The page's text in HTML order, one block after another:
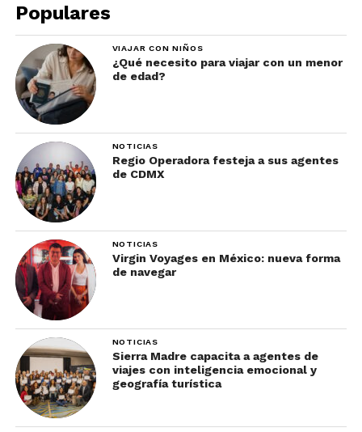
Populares
VIAJAR CON NIÑOS
¿Qué necesito para viajar con un menor
de edad?
NOTICIAS
Regio Operadora festeja a sus agentes
de CDMX
NOTICIAS
Virgin Voyages en México: nueva forma
de navegar
NOTICIAS
Sierra Madre capacita a agentes de
viajes con inteligencia emocional y
geografía turística